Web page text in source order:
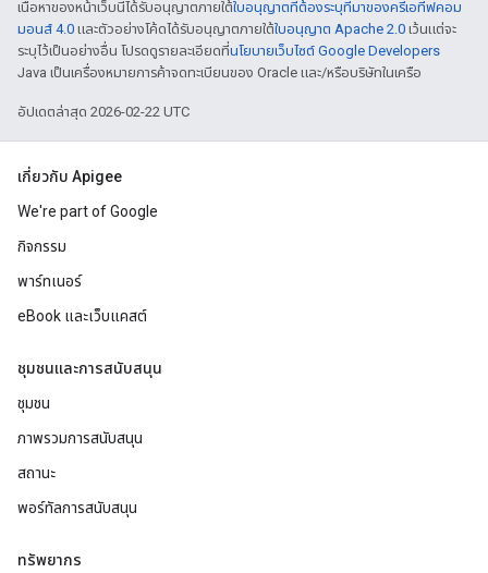
เนื้อหาของหน้าเว็บนี้ได้รับอนุญาตภายใต้ใบอนุญาตที่ต้องระบุที่มาของครีเอทีฟคอม
มอนส์ 4.0 และตัวอย่างโค้ดได้รับอนุญาตภายใต้ใบอนุญาต Apache 2.0 เว้นแต่จะ
ระบุไว้เป็นอย่างอื่น โปรดดูรายละเอียดที่นโยบายเว็บไซต์ Google Developers
Java เป็นเครื่องหมายการค้าจดทะเบียนของ Oracle และ/หรือบริษัทในเครือ
อัปเดตล่าสุด 2026-02-22 UTC
เกี่ยวกับ Apigee
We're part of Google
กิจกรรม
พาร์ทเนอร์
eBook และเว็บแคสต์
ชุมชนและการสนับสนุน
ชุมชน
ภาพรวมการสนับสนุน
สถานะ
พอร์ทัลการสนับสนุน
ทรัพยากร